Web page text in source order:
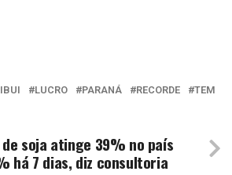
LUCRO PARANÁ RECORDE TEM
soja atinge 39% no país
há 7 dias, diz consultoria